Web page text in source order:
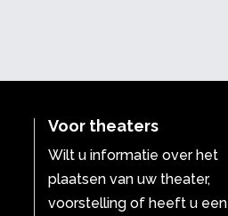
Voor theaters
Wilt u informatie over het
plaatsen van uw theater,
voorstelling of heeft u een